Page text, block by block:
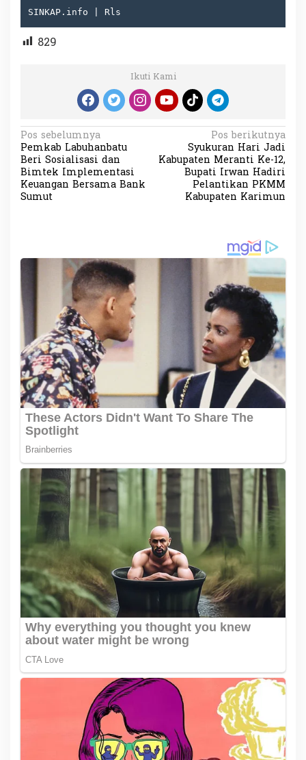
SINKAP.info | Rls
829
Ikuti Kami
N
a
v
i
s
i
p
o
s
Pos sebelumnya
Pemkab Labuhanbatu
Beri Sosialisasi dan
Bimtek Implementasi
Keuangan Bersama Bank
Sumut
Pos berikutnya
Syukuran Hari Jadi
Kabupaten Meranti Ke-12,
Bupati Irwan Hadiri
Pelantikan PKMM
Kabupaten Karimun